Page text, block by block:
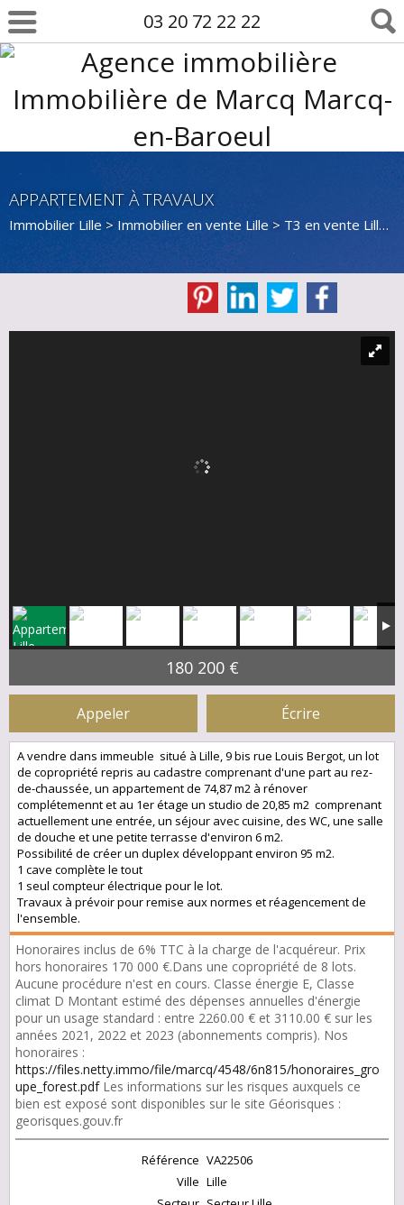
03 20 72 22 22
APPARTEMENT À TRAVAUX
Immobilier Lille > Immobilier en vente Lille > T3 en vente Lille
180 200 €
Appeler Écrire
A vendre dans immeuble situé à Lille, 9 bis rue Louis Bergot, un lot
de copropriété repris au cadastre comprenant d'une part au rez-
de-chaussée, un appartement de 74,87 m2 à rénover
complétemennt et au 1er étage un studio de 20,85 m2 comprenant
actuellement une entrée, un séjour avec cuisine, des WC, une salle
de douche et une petite terrasse d'environ 6 m2.
Possibilité de créer un duplex développant environ 95 m2.
1 cave complète le tout
1 seul compteur électrique pour le lot.
Travaux à prévoir pour remise aux normes et réagencement de
l'ensemble.
Honoraires inclus de 6% TTC à la charge de l'acquéreur. Prix
hors honoraires 170 000 €.Dans une copropriété de 8 lots.
Aucune procédure n'est en cours. Classe énergie E, Classe
climat D Montant estimé des dépenses annuelles d'énergie
pour un usage standard : entre 2260.00 € et 3110.00 € sur les
années 2021, 2022 et 2023 (abonnements compris). Nos
honoraires :
https://files.netty.immo/file/marcq/4548/6n815/honoraires_gro
upe_forest.pdfLes informations sur les risques auxquels ce
bien est exposé sont disponibles sur le site Géorisques :
georisques.gouv.fr
Référence VA22506
Ville Lille